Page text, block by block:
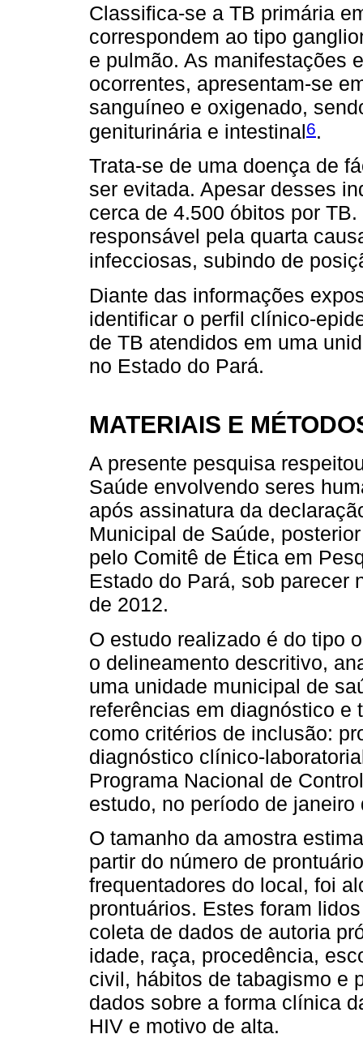
Classifica-se a TB primária
correspondem ao tipo
e pulmão. As manifestações
ocorrentes, apresentam-se
sanguíneo e oxigenado,
geniturinária e intestinal6.
Trata-se de uma doença de
ser evitada. Apesar desses
cerca de 4.500 óbitos por
responsável pela quarta
infecciosas, subindo de
Diante das informações
identificar o perfil clínico-
de TB atendidos em uma
no Estado do Pará.
MATERIAIS E
A presente pesquisa
Saúde envolvendo seres
após assinatura da
Municipal de Saúde,
pelo Comitê de Ética em
Estado do Pará, sob parecer
de 2012.
O estudo realizado é do tipo
o delineamento descritivo,
uma unidade municipal de
referências em diagnóstico e
como critérios de inclusão:
diagnóstico clínico-
Programa Nacional de
estudo, no período de
O tamanho da amostra
partir do número de
frequentadores do local, foi
prontuários. Estes foram
coleta de dados de autoria
idade, raça, procedência,
civil, hábitos de tabagismo e
dados sobre a forma clínica
HIV e motivo de alta.